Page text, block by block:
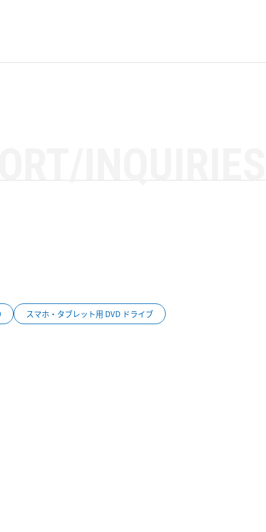
スマホ・タブレット用 DVD ドライブ